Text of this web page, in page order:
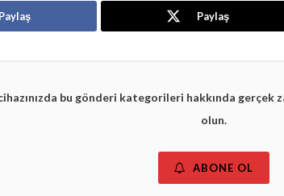
Paylaş Paylaş
bu gönderi kategorileri hakkında gerçek
olun.
ABONE OL